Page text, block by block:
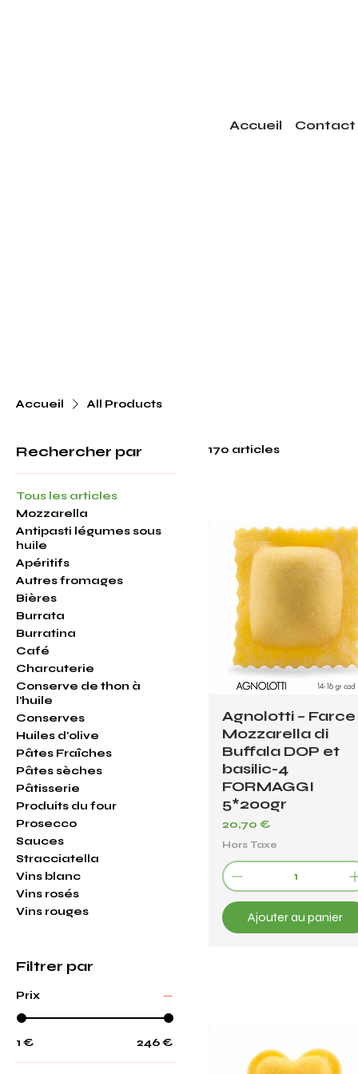
Accueil Contact
Accueil All Products
Rechercher par
Tous les articles
Mozzarella
Antipasti légumes sous
huile
Apéritifs
Autres fromages
Bières
Burrata
Burratina
Café
Charcuterie
Conserve de thon à
l'huile
Conserves
Huiles d'olive
Pâtes Fraîches
Pâtes sèches
Pâtisserie
Produits du four
Prosecco
Sauces
Stracciatella
Vins blanc
Vins rosés
Vins rouges
Filtrer par
Prix
1 € 246 €
170 articles
Agnolotti – Farce
Mozzarella di
Buffala DOP et
basilic-4
FORMAGGI
5*200gr
Prix
20,70 €
Hors Taxe
Ajouter au panier